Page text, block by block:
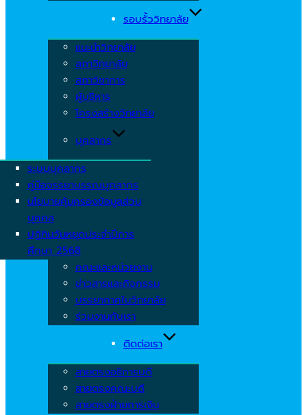
รอบรั้ววิทยาลัย
แนะนำวิทยาลัย
สภาวิทยาลัย
สภาวิชาการ
ผู้บริหาร
โครงสร้างวิทยาลัย
บุคลากร
ระบบบุคลากร
คู่มือจรรยาบรรณบุคลากร
นโยบายคุ้มครองข้อมูลส่วน
บุคคล
ปฏิทินวันหยุดประจำปีการ
ศึกษา 2568
คณะและหน่วยงาน
ข่าวสารและกิจกรรม
บรรยากาศในวิทยาลัย
ร่วมงานกับเรา
ติดต่อเรา
สายตรงอธิการบดี
สายตรงคณะบดี
สายตรงฝ่ายการเงิน